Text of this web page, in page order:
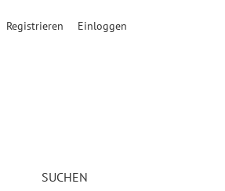
SUCHEN
Registrieren Einloggen